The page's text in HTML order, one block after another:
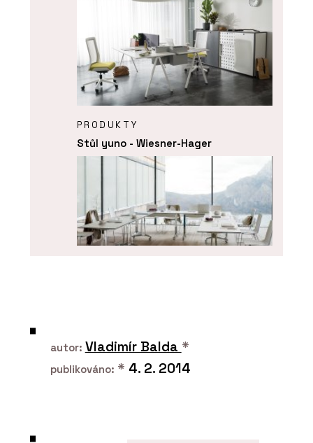
PRODUKTY
Stůl yuno - Wiesner-Hager
spolupráci a setkávání
autor: Vladimír Balda *
publikováno: * 4. 2. 2014